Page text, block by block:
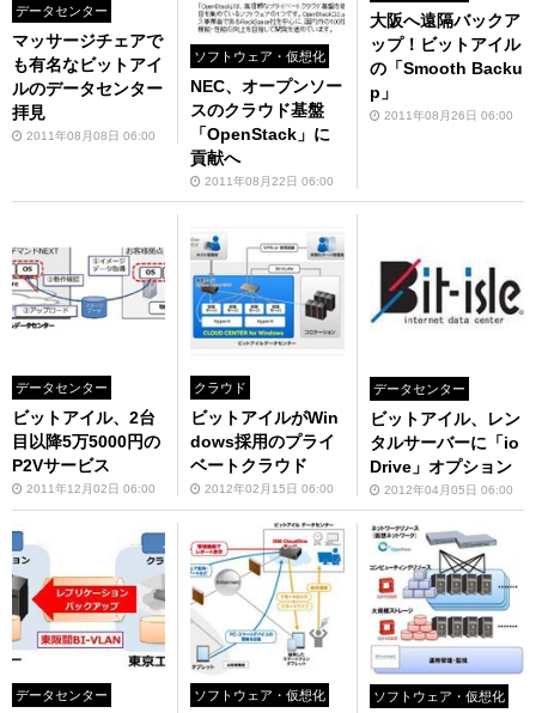
データセンター
マッサージチェアで
も有名なビットアイ
ルのデータセンター
拝見
2011年08月08日 06:00
ソフトウェア・仮想化
NEC、オープンソー
スのクラウド基盤
「OpenStack」に
貢献へ
2011年08月22日 06:00
大阪へ遠隔バックア
ップ！ビットアイル
の「Smooth Backu
p」
2011年08月26日 06:00
データセンター
ビットアイル、2台
目以降5万5000円の
P2Vサービス
2011年12月02日 06:00
クラウド
ビットアイルがWin
dows採用のプライ
ベートクラウド
2012年02月15日 06:00
データセンター
ビットアイル、レン
タルサーバーに「io
Drive」オプション
2012年04月05日 06:00
データセンター ソフトウェア・仮想化 ソフトウェア・仮想化